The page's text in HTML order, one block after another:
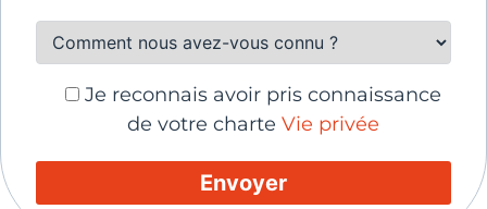
Je reconnais avoir pris connaissance
de votre charte Vie privée